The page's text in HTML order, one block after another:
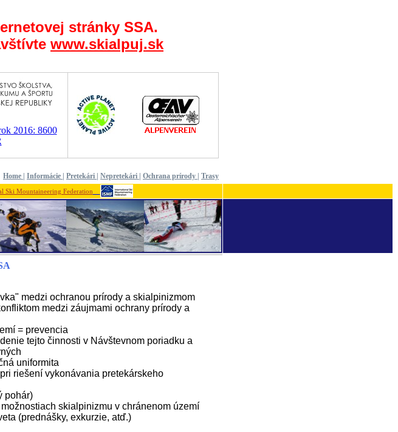
stránky SSA.
www.skialpuj.sk
2016: 8600
Home Informácie Pretekári Nepretekári Ochrana prírody Trasy
Ski Mountaineering Federation
medzi ochranou prírody a skialpinizmom
medzi záujmami ochrany prírody a
= prevencia
tejto činnosti v Návštevnom poriadku a
uniformita
riešení vykonávania pretekárskeho
pohár)
skialpinizmu v chránenom území
(prednášky, exkurzie, atď.)